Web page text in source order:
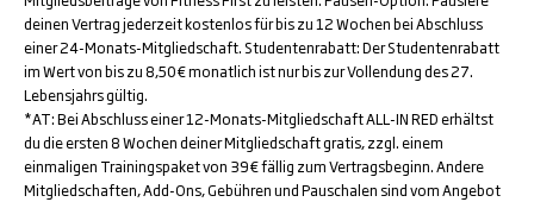
deinen Vertrag jederzeit kostenlos für bis zu 12 Wochen bei Abschluss
einer 24-Monats-Mitgliedschaft. Studentenrabatt: Der Studentenrabatt
im Wert von bis zu 8,50€ monatlich ist nur bis zur Vollendung des 27.
Lebensjahrs gültig.
*AT: Bei Abschluss einer 12-Monats-Mitgliedschaft ALL-IN RED erhältst
du die ersten 8 Wochen deiner Mitgliedschaft gratis, zzgl. einem
einmaligen Trainingspaket von 39€ fällig zum Vertragsbeginn. Andere
Mitgliedschaften, Add-Ons, Gebühren und Pauschalen sind vom Angebot